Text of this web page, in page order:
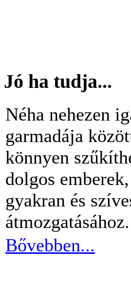
Jó ha tudja...
Néha nehezen
garmadája
könnyen
dolgos
gyakran és
átmozgatásához.
Bővebben...